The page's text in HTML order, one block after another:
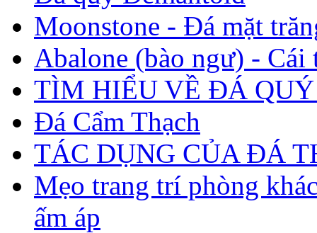
Moonstone - Đá mặt
Abalone (bào ngư) - Cái
TÌM HIỂU VỀ ĐÁ QUÝ
Đá Cẩm Thạch
TÁC DỤNG CỦA ĐÁ
Mẹo trang trí phòng
ấm áp